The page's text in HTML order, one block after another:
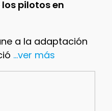
pilotos en
a la adaptación
...ver más